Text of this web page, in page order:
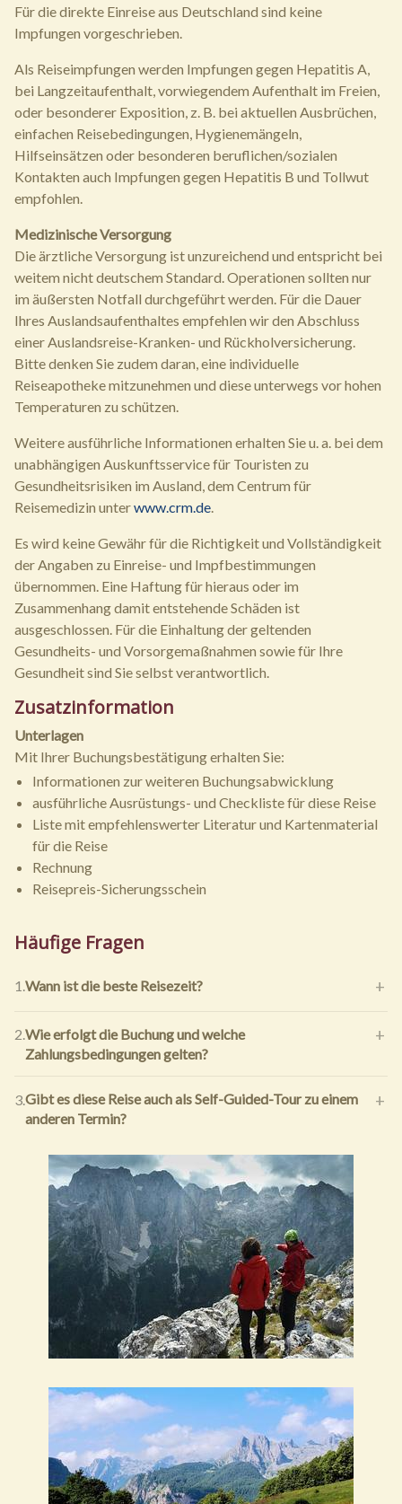
Für die direkte Einreise aus Deutschland sind keine
Impfungen vorgeschrieben.
Als Reiseimpfungen werden Impfungen gegen Hepatitis A,
bei Langzeitaufenthalt, vorwiegendem Aufenthalt im Freien,
oder besonderer Exposition, z. B. bei aktuellen Ausbrüchen,
einfachen Reisebedingungen, Hygienemängeln,
Hilfseinsätzen oder besonderen beruflichen/sozialen
Kontakten auch Impfungen gegen Hepatitis B und Tollwut
empfohlen.
Medizinische Versorgung
Die ärztliche Versorgung ist unzureichend und entspricht bei
weitem nicht deutschem Standard. Operationen sollten nur
im äußersten Notfall durchgeführt werden. Für die Dauer
Ihres Auslandsaufenthaltes empfehlen wir den Abschluss
einer Auslandsreise-Kranken- und Rückholversicherung.
Bitte denken Sie zudem daran, eine individuelle
Reiseapotheke mitzunehmen und diese unterwegs vor hohen
Temperaturen zu schützen.
Weitere ausführliche Informationen erhalten Sie u. a. bei dem
unabhängigen Auskunftsservice für Touristen zu
Gesundheitsrisiken im Ausland, dem Centrum für
Reisemedizin unterwww.crm.de.
Es wird keine Gewähr für die Richtigkeit und Vollständigkeit
der Angaben zu Einreise- und Impfbestimmungen
übernommen. Eine Haftung für hieraus oder im
Zusammenhang damit entstehende Schäden ist
ausgeschlossen. Für die Einhaltung der geltenden
Gesundheits- und Vorsorgemaßnahmen sowie für Ihre
Gesundheit sind Sie selbst verantwortlich.
Zusatzinformation
Unterlagen
Mit Ihrer Buchungsbestätigung erhalten Sie:
Informationen zur weiteren Buchungsabwicklung
ausführliche Ausrüstungs- und Checkliste für diese Reise
Liste mit empfehlenswerter Literatur und Kartenmaterial
für die Reise
Rechnung
Reisepreis-Sicherungsschein
Häufige Fragen
1.Wann ist die beste Reisezeit?
2.Wie erfolgt die Buchung und welche
Zahlungsbedingungen gelten?
3.Gibt es diese Reise auch als Self-Guided-Tour zu einem
anderen Termin?